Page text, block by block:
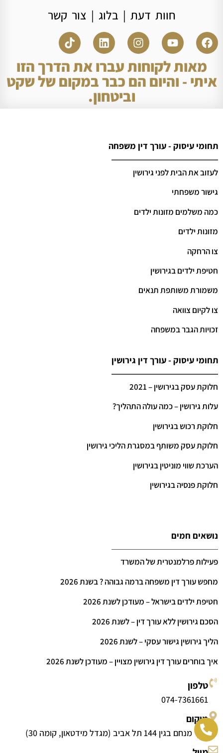
חוות דעת | בלוג | צור קשר
מאות לקוחות עברו את הדרך הזו
איתי - והיום הם כבר במקום של שקט
וביטחון.
תחומי עיסוק - עורך דין משפחה
לעזוב את הבית לפני גירושין
גישור משפחתי
כמה משלמים מזונות ילדים
מזונות ילדים
צו הרחקה
חטיפת ילדים בגירושין
משמורת משותפת תנאים
צו לקיום צוואה
זכויות הגבר במשפחה
תחומי עיסוק - עורך דין גירושין
חלוקת עסק בגירושין – 2021
עלות גירושין – כמה עולה התהליך?
חלוקת רכוש בגירושין
חלוקת עסק משותף במסגרת הליכי גירושין
הערכת שווי מוניטין בגירושין
חלוקת פנסיה בגירושין
נושאים חמים
פעילות פרלמנטרית של המשרד
מחפש עורך דין משפחה ברמה גבוהה ? בשנת 2026
חטיפת ילדים בישראל – מעודכן לשנת 2026
הסכם גירושין ללא עורך דין – לשנת 2026
הליך גירושין גישור עסקי – לשנת 2026
איך בוחרים עורך דין גירושין מצויין – מעודכן לשנת 2026
טלפון
074-7361661
מיקום
דרך מנחם בגין 144 תל אביב (מגדל מידטאון, קומה 30)